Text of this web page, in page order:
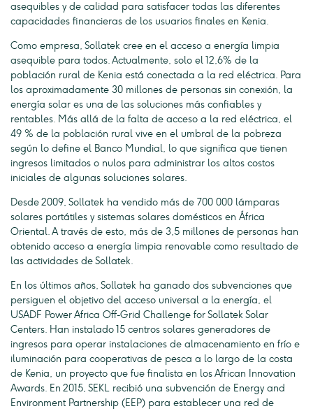
asequibles y de calidad para satisfacer todas las diferentes
capacidades financieras de los usuarios finales en Kenia.
Como empresa, Sollatek cree en el acceso a energía limpia
asequible para todos. Actualmente, solo el 12,6% de la
población rural de Kenia está conectada a la red eléctrica. Para
los aproximadamente 30 millones de personas sin conexión, la
energía solar es una de las soluciones más confiables y
rentables. Más allá de la falta de acceso a la red eléctrica, el
49 % de la población rural vive en el umbral de la pobreza
según lo define el Banco Mundial, lo que significa que tienen
ingresos limitados o nulos para administrar los altos costos
iniciales de algunas soluciones solares.
Desde 2009, Sollatek ha vendido más de 700 000 lámparas
solares portátiles y sistemas solares domésticos en África
Oriental. A través de esto, más de 3,5 millones de personas han
obtenido acceso a energía limpia renovable como resultado de
las actividades de Sollatek.
En los últimos años, Sollatek ha ganado dos subvenciones que
persiguen el objetivo del acceso universal a la energía, el
USADF Power Africa Off-Grid Challenge for Sollatek Solar
Centers. Han instalado 15 centros solares generadores de
ingresos para operar instalaciones de almacenamiento en frío e
iluminación para cooperativas de pesca a lo largo de la costa
de Kenia, un proyecto que fue finalista en los African Innovation
Awards. En 2015, SEKL recibió una subvención de Energy and
Environment Partnership (EEP) para establecer una red de